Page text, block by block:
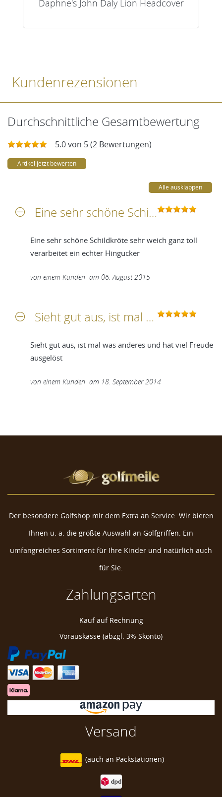
Daphne's John Daly Lion Headcover
Kundenrezensionen
Durchschnittliche Gesamtbewertung
5.0 von 5 (2 Bewertungen)
Artikel jetzt bewerten
Alle ausklappen
Eine sehr schöne Schildkröte sehr weich ganz toll verarbeitet ein echter Hingucker
Eine sehr schöne Schildkröte sehr weich ganz toll
verarbeitet ein echter Hingucker
von einem Kunden am 06. August 2015
Sieht gut aus, ist mal was anderes und hat viel Freude ausgelöst
Sieht gut aus, ist mal was anderes und hat viel Freude
ausgelöst
von einem Kunden am 18. September 2014
Der besondere Golfshop mit dem Extra an Service. Wir bieten
Ihnen u. a. die größte Auswahl an Golfgriffen. Ein
umfangreiches Sortiment für Ihre Kinder und natürlich auch
für Sie.
Schildkröte Golf Schlägerkopfhülle
Schildkröte Golf Schlägerkopfhaube
Schildkröte Headcover
Zahlungsarten
Kauf auf Rechnung
Vorauskasse (abzgl. 3% Skonto)
Versand
(auch an Packstationen)